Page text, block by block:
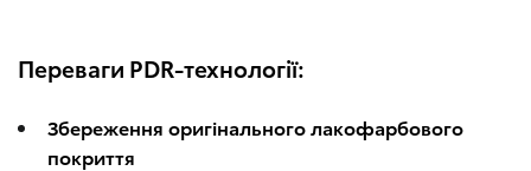
Переваги PDR-технології:
Збереження оригінального лакофарбового
покриття